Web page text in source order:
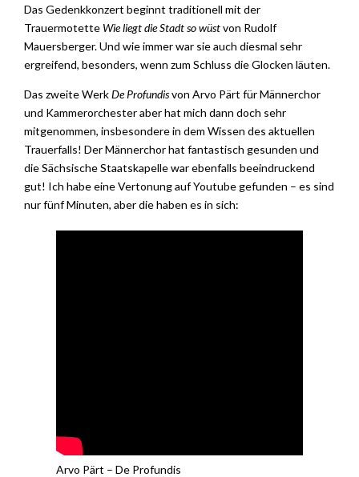
Das Gedenkkonzert beginnt traditionell mit der
Trauermotette Wie liegt die Stadt so wüstvon Rudolf
Mauersberger. Und wie immer war sie auch diesmal sehr
ergreifend, besonders, wenn zum Schluss die Glocken läuten.
Das zweite WerkDe Profundisvon Arvo Pärt für Männerchor
und Kammerorchester aber hat mich dann doch sehr
mitgenommen, insbesondere in dem Wissen des aktuellen
Trauerfalls! Der Männerchor hat fantastisch gesunden und
die Sächsische Staatskapelle war ebenfalls beeindruckend
gut! Ich habe eine Vertonung auf Youtube gefunden – es sind
nur fünf Minuten, aber die haben es in sich:
Arvo Pärt – De Profundis